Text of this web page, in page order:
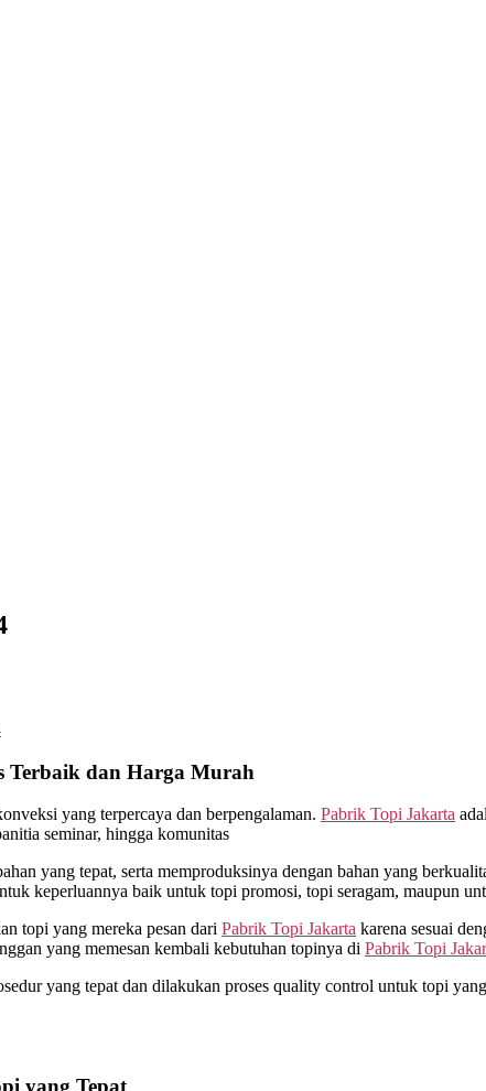
Terbaik dan Harga Murah
yang terpercaya dan berpengalaman. Pabrik Topi Jakarta
seminar, hingga komunitas
yang tepat, serta memproduksinya dengan bahan yang
keperluannya baik untuk topi promosi, topi seragam, maupun
topi yang mereka pesan dari Pabrik Topi Jakarta karena sesuai
yang memesan kembali kebutuhan topinya di Pabrik Topi
yang tepat dan dilakukan proses quality control untuk topi
yang Tepat